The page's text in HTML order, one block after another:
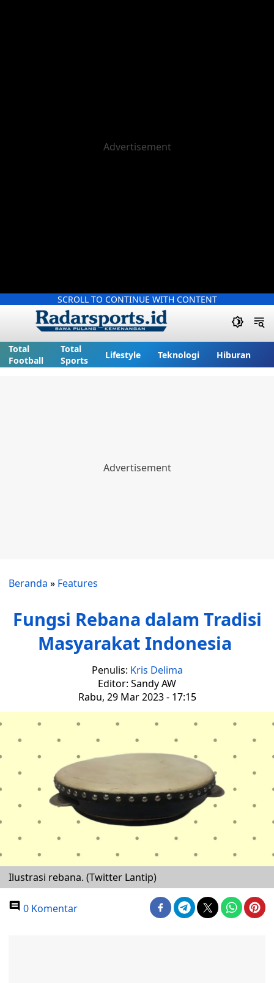
SCROLL TO CONTINUE WITH CONTENT
Total
Football
Total
Sports
Lifestyle Teknologi Hiburan
Beranda » Features
Fungsi Rebana dalam Tradisi
Masyarakat Indonesia
Penulis: Kris Delima
Editor: Sandy AW
Rabu, 29 Mar 2023 - 17:15
Ilustrasi rebana. (Twitter Lantip)
0 Komentar